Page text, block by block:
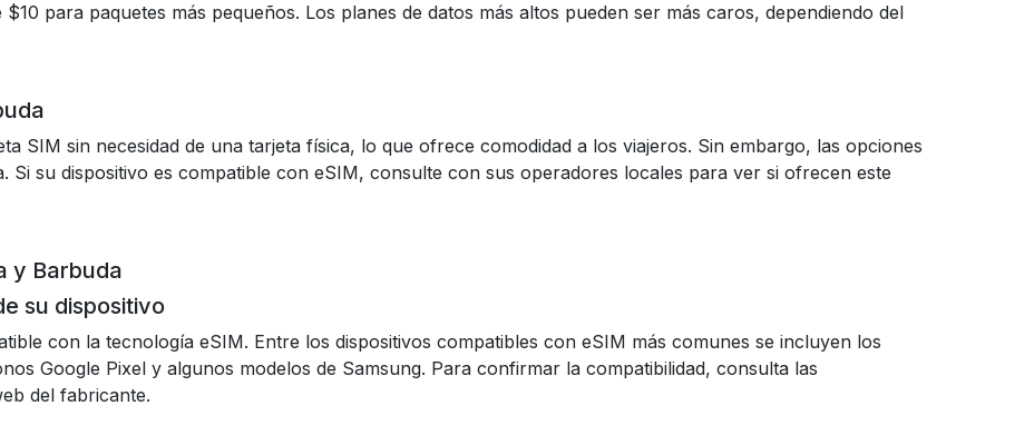
para paquetes más pequeños. Los planes de datos más altos pueden ser más caros, dependiendo del
SIM sin necesidad de una tarjeta física, lo que ofrece comodidad a los viajeros. Sin embargo, las opciones
Si su dispositivo es compatible con eSIM, consulte con sus operadores locales para ver si ofrecen este
y Barbuda
su dispositivo
con la tecnología eSIM. Entre los dispositivos compatibles con eSIM más comunes se incluyen los
Google Pixel y algunos modelos de Samsung. Para confirmar la compatibilidad, consulta las
del fabricante.